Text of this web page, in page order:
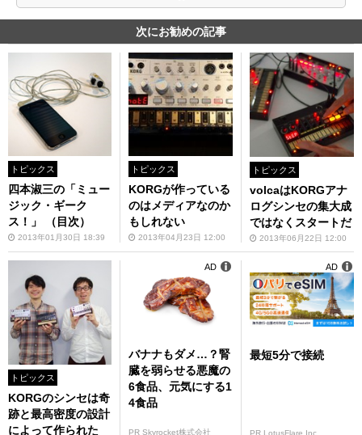
次にお勧めの記事
トピックス
四本淑三の「ミュー
ジック・ギーク
ス！」 （目次）
2013年01月30日 18:39
トピックス
KORGが作っている
のはメディアなのか
もしれない
2013年04月23日 12:00
トピックス
volcaはKORGアナ
ログシンセの集大成
ではなくスタートだ
2013年06月22日 12:00
トピックス
KORGのシンセは奇
跡と最高密度の設計
によって作られた
バナナもダメ…？腎
臓を弱らせる悪魔の
6食品、元気にする1
4食品
PR Skyrocket株式会社
AD
最短5分で接続
PR LotusFlare Inc
AD